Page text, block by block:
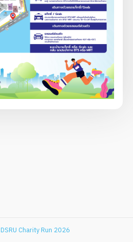
DSRU Charity Run 2026